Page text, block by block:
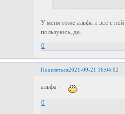
У меня тоже альфа и всё с
пользуюсь, да.
0
Поделиться2021-09-21 16:04:02
альфа -
0